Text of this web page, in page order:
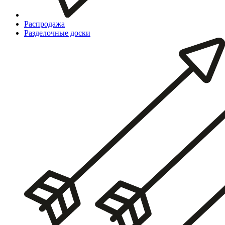
Распродажа
Разделочные доски